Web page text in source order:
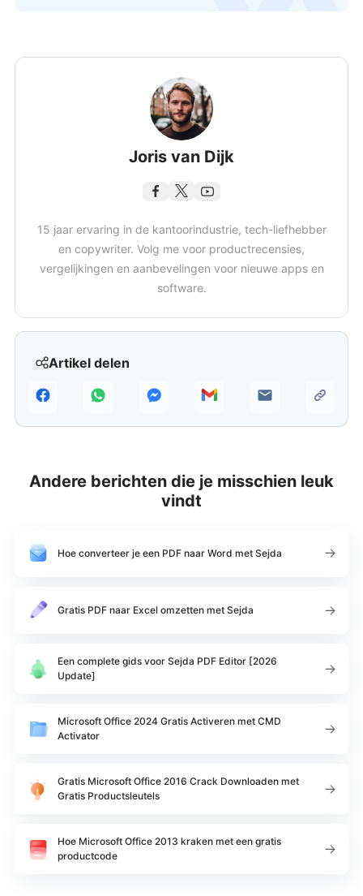
Artikel delen
Joris van Dijk
15 jaar ervaring in de kantoorindustrie, tech-liefhebber
en copywriter. Volg me voor productrecensies,
vergelijkingen en aanbevelingen voor nieuwe apps en
software.
Andere berichten die je misschien leuk
vindt
Hoe converteer je een PDF naar Word met Sejda
Gratis PDF naar Excel omzetten met Sejda
Een complete gids voor Sejda PDF Editor [2026
Update]
Microsoft Office 2024 Gratis Activeren met CMD
Activator
Gratis Microsoft Office 2016 Crack Downloaden met
Gratis Productsleutels
Hoe Microsoft Office 2013 kraken met een gratis
productcode